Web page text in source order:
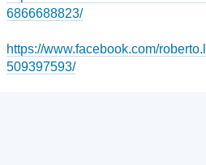
6866688823/
https://www.facebook.com/
509397593/